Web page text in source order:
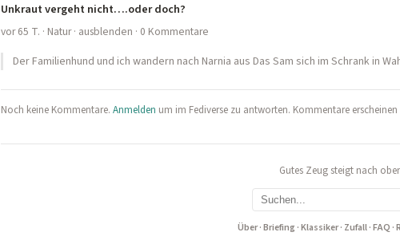
Unkraut vergeht nicht….oder doch?
vor 65 T. · Natur· ausblenden · 0 Kommentare
Der Familienhund und ich wandern nach Narnia aus Das Sam sich im Schrank in
Noch keine Kommentare. Anmelden um im Fediverse zu antworten. Kommentare erscheinen
Gutes Zeug steigt nach
Über·Briefing·Klassiker· Zufall·FAQ ·